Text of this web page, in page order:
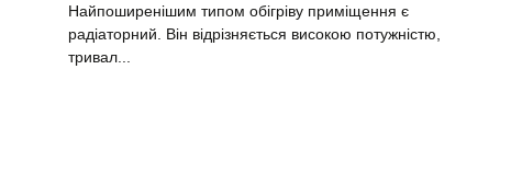
Найпоширенішим типом обігріву приміщення є
радіаторний. Він відрізняється високою потужністю,
тривал...